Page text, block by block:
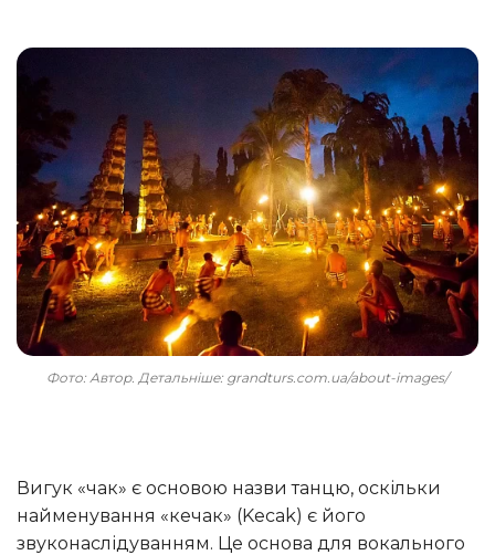
Фото: Автор. Детальніше: grandturs.com.ua/about-images/
Вигук «чак» є основою назви танцю, оскільки
найменування «кечак» (Kecak) є його
звуконаслідуванням. Це основа для вокального